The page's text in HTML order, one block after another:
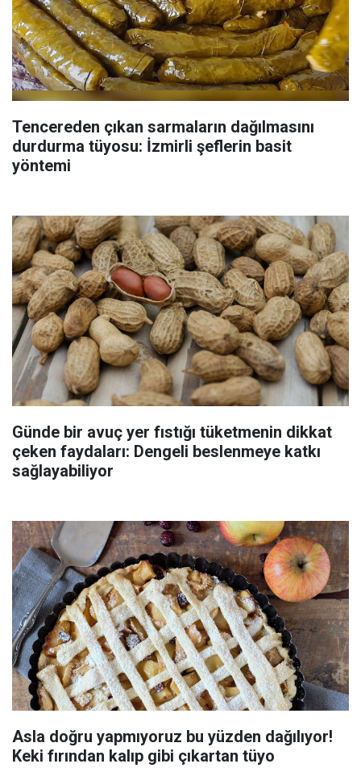
Tencereden çıkan sarmaların dağılmasını
durdurma tüyosu: İzmirli şeflerin basit
yöntemi
Günde bir avuç yer fıstığı tüketmenin dikkat
çeken faydaları: Dengeli beslenmeye katkı
sağlayabiliyor
Asla doğru yapmıyoruz bu yüzden dağılıyor!
Keki fırından kalıp gibi çıkartan tüyo